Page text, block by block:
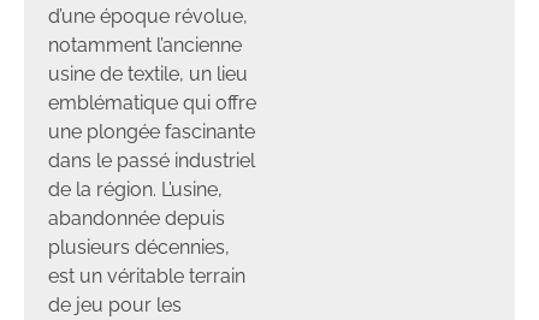
d’une époque révolue,
notamment l’ancienne
usine de textile, un lieu
emblématique qui offre
une plongée fascinante
dans le passé industriel
de la région. L’usine,
abandonnée depuis
plusieurs décennies,
est un véritable terrain
de jeu pour les